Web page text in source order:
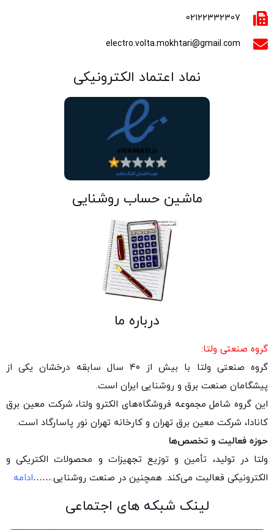
02122332307
electro.volta.mokhtari@gmail.com
نماد اعتماد الکترونیکی
ماشین حساب روشنایی
درباره ما
گروه صنعتی ولتا:
گروه صنعتی ولتا با بیش از ۴۰ سال سابقه درخشان یکی از
پیشگامان صنعت برق و روشنایی ایران است.
این گروه شامل مجموعه فروشگاه‌های الکترو ولتا، شرکت معین برق
کانادا، شرکت معین برق تهران و کارخانه تهران نور پاسارگاد است.
حوزه فعالیت و تخصص‌ها
ولتا در تولید، تأمین و توزیع تجهیزات و محصولات الکتریکی و
الکترونیکی فعالیت می‌کند. همچنین در صنعت روشنایی.……ادامه
لینک شبکه های اجتماعی